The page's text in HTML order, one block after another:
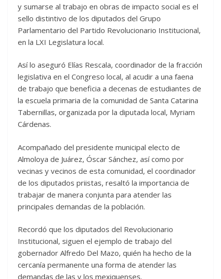
y sumarse al trabajo en obras de impacto social es el
sello distintivo de los diputados del Grupo
Parlamentario del Partido Revolucionario Institucional,
en la LXI Legislatura local.
Así lo aseguró Elías Rescala, coordinador de la fracción
legislativa en el Congreso local, al acudir a una faena
de trabajo que beneficia a decenas de estudiantes de
la escuela primaria de la comunidad de Santa Catarina
Tabernillas, organizada por la diputada local, Myriam
Cárdenas.
Acompañado del presidente municipal electo de
Almoloya de Juárez, Óscar Sánchez, así como por
vecinas y vecinos de esta comunidad, el coordinador
de los diputados priistas, resaltó la importancia de
trabajar de manera conjunta para atender las
principales demandas de la población.
Recordó que los diputados del Revolucionario
Institucional, siguen el ejemplo de trabajo del
gobernador Alfredo Del Mazo, quién ha hecho de la
cercanía permanente una forma de atender las
demandas de las y los mexiquenses.